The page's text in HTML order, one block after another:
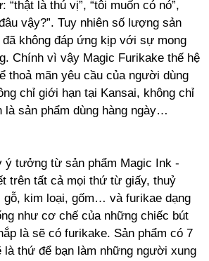
“thật là thú vị”, “tôi muốn có nó”,
vậy?”. Tuy nhiên số lượng sản
không đáp ứng kịp với sự mong
Chính vì vậy Magic Furikake thế hệ
thoả mãn yêu cầu của người dùng
chỉ giới hạn tại Kansai, không chỉ
là sản phẩm dùng hàng ngày…
ý tưởng từ sản phẩm Magic Ink -
trên tất cả mọi thứ từ giấy, thuỷ
gỗ, kim loại, gốm… và furikae dạng
như cơ chế của những chiếc bút
là sẽ có furikake. Sản phẩm có 7
là thứ để bạn làm những người xung